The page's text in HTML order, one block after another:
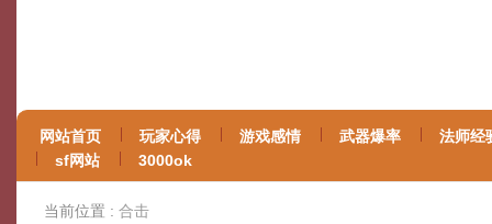
网站首页 玩家心得 游戏感情 武器爆率
法师经
sf网站
3000ok
当前位置 : 合击